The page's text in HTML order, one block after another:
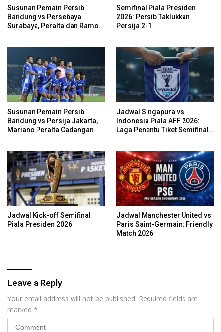
Susunan Pemain Persib
Bandung vs Persebaya
Surabaya, Peralta dan Ramon
Semifinal Piala Presiden
2026: Persib Taklukkan
Persija 2-1
Susunan Pemain Persib
Bandung vs Persija Jakarta,
Mariano Peralta Cadangan
Jadwal Singapura vs
Indonesia Piala AFF 2026:
Laga Penentu Tiket Semifinal
Jadwal Kick-off Semifinal
Piala Presiden 2026
Jadwal Manchester United vs
Paris Saint-Germain: Friendly
Match 2026
Leave a Reply
Your email address will not be published. Required fields are
marked *